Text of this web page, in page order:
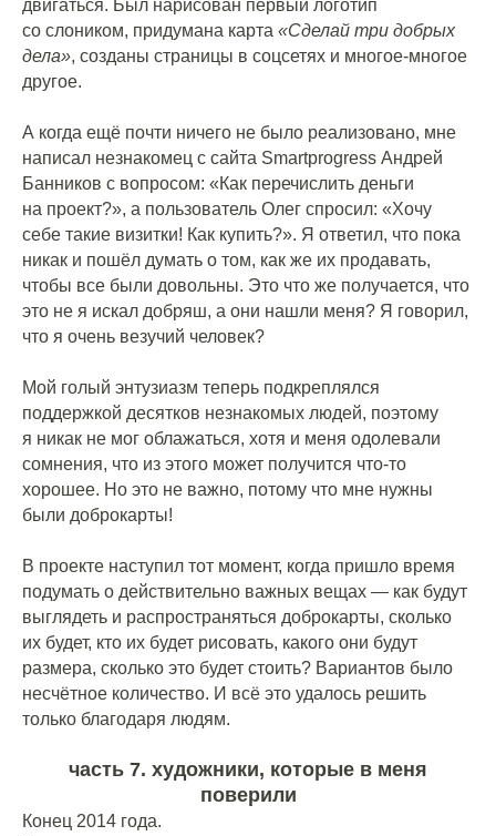
двигаться. Был нарисован первый логотип
со слоником, придумана карта «Сделай три добрых
дела», созданы страницы в соцсетях и многое-многое
другое.
А когда ещё почти ничего не было реализовано, мне
написал незнакомец с сайта Smartprogress Андрей
Банников с вопросом: «Как перечислить деньги
на проект?», а пользователь Олег спросил: «Хочу
себе такие визитки! Как купить?». Я ответил, что пока
никак и пошёл думать о том, как же их продавать,
чтобы все были довольны. Это что же получается, что
это не я искал добряш, а они нашли меня? Я говорил,
что я очень везучий человек?
Мой голый энтузиазм теперь подкреплялся
поддержкой десятков незнакомых людей, поэтому
я никак не мог облажаться, хотя и меня одолевали
сомнения, что из этого может получится что-то
хорошее. Но это не важно, потому что мне нужны
были доброкарты!
В проекте наступил тот момент, когда пришло время
подумать о действительно важных вещах — как будут
выглядеть и распространяться доброкарты, сколько
их будет, кто их будет рисовать, какого они будут
размера, сколько это будет стоить? Вариантов было
несчётное количество. И всё это удалось решить
только благодаря людям.
часть 7. художники, которые в меня
поверили
Конец 2014 года.